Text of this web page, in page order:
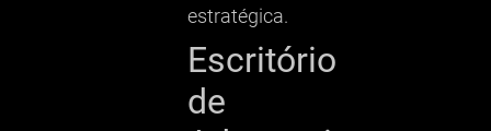
estratégica.
Escritório
de